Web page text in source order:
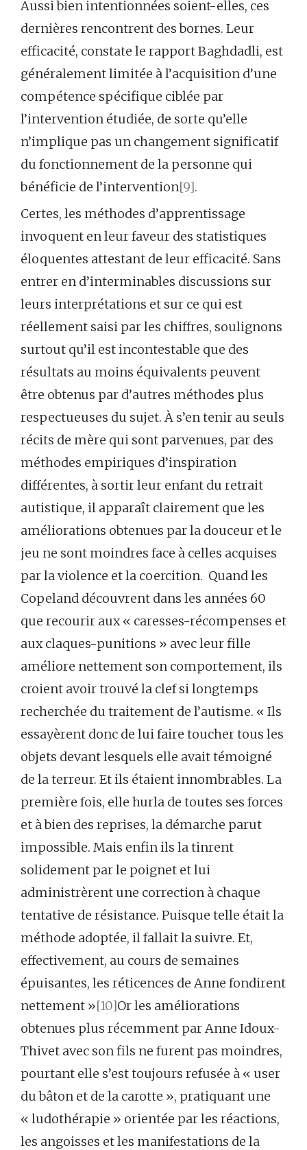
Aussi bien intentionnées soient-elles, ces
dernières rencontrent des bornes. Leur
efficacité, constate le rapport Baghdadli, est
généralement limitée à l’acquisition d’une
compétence spécifique ciblée par
l’intervention étudiée, de sorte qu’elle
n’implique pas un changement significatif
du fonctionnement de la personne qui
bénéficie de l’intervention[9].
Certes, les méthodes d’apprentissage
invoquent en leur faveur des statistiques
éloquentes attestant de leur efficacité. Sans
entrer en d’interminables discussions sur
leurs interprétations et sur ce qui est
réellement saisi par les chiffres, soulignons
surtout qu’il est incontestable que des
résultats au moins équivalents peuvent
être obtenus par d’autres méthodes plus
respectueuses du sujet. À s’en tenir au seuls
récits de mère qui sont parvenues, par des
méthodes empiriques d’inspiration
différentes, à sortir leur enfant du retrait
autistique, il apparaît clairement que les
améliorations obtenues par la douceur et le
jeu ne sont moindres face à celles acquises
par la violence et la coercition. Quand les
Copeland découvrent dans les années 60
que recourir aux « caresses-récompenses et
aux claques-punitions » avec leur fille
améliore nettement son comportement, ils
croient avoir trouvé la clef si longtemps
recherchée du traitement de l’autisme. « Ils
essayèrent donc de lui faire toucher tous les
objets devant lesquels elle avait témoigné
de la terreur. Et ils étaient innombrables. La
première fois, elle hurla de toutes ses forces
et à bien des reprises, la démarche parut
impossible. Mais enfin ils la tinrent
solidement par le poignet et lui
administrèrent une correction à chaque
tentative de résistance. Puisque telle était la
méthode adoptée, il fallait la suivre. Et,
effectivement, au cours de semaines
épuisantes, les réticences de Anne fondirent
nettement »[10]Or les améliorations
obtenues plus récemment par Anne Idoux-
Thivet avec son fils ne furent pas moindres,
pourtant elle s’est toujours refusée à « user
du bâton et de la carotte », pratiquant une
« ludothérapie » orientée par les réactions,
les angoisses et les manifestations de la